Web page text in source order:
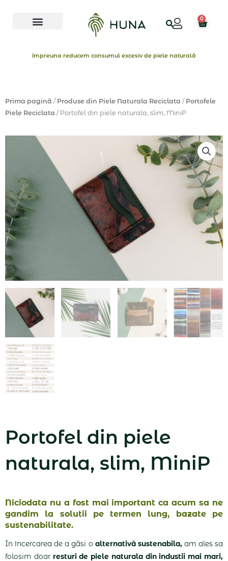
Menu
0
Cart
împreuna reducem consumul excesiv de piele naturală
Prima pagină / Produse din Piele Naturala Reciclata / Portofele
Piele Reciclata / Portofel din piele naturala, slim, MiniP
Portofel din piele
naturala, slim, MiniP
Niciodata nu a fost mai important ca acum sa ne
gandim la solutii pe termen lung, bazate pe
sustenabilitate.
In încercarea de a găsi o alternativă sustenabila, am ales sa
folosim doarresturi de piele naturala din industii mai mari,